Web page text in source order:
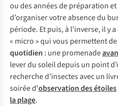
ou des années de préparation
d’organiser votre absence du
période. Et puis, à l’inverse, il y
« micro » qui vous permettent de
quotidien : une promenade
lever du soleil depuis un point
recherche d’insectes avec un
soirée d’observation des étoiles
la plage.